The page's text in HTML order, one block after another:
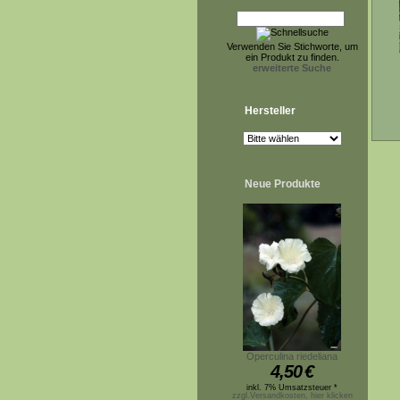
Verwenden Sie Stichworte, um
ein Produkt zu finden.
erweiterte Suche
Hersteller
Neue Produkte
Operculina riedeliana
4,50€
inkl. 7% Umsatzsteuer *
zzgl.Versandkosten, hier klicken